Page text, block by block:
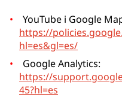
YouTube i Google
https://
hl=es&gl=es/
Google Analytics:
https://
45?hl=es